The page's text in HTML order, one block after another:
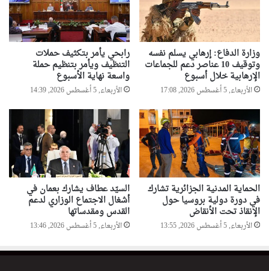
وزارة الدفاع: إرهابي يسلم نفسه
وتوقيف 10 عناصر دعم للجماعات
الإرهابية خلال أسبوع
الأربعاء, 5 أغسطس 2026, 17:08
رابحي يأمر بتكثيف حملات
التنظيف ويأمر بتنظيم حملة
واسعة نهاية الأسبوع
الأربعاء, 5 أغسطس 2026, 14:39
الحماية المدنية الجزائرية تشارك
في دورة دولية بروسيا حول
الإنقاذ تحت الأنقاض
الأربعاء, 5 أغسطس 2026, 13:55
السيّد عطاف يشارك بعمان في
أشغال الاجتماع الوزاري لدعم
القدس ومقدساتها
الأربعاء, 5 أغسطس 2026, 13:46